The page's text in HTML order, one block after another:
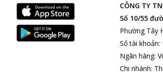
CÔNG TY
Số 10/55
Phường Tây
Số tài khoản:
Ngân hàng:
Chi nhánh: